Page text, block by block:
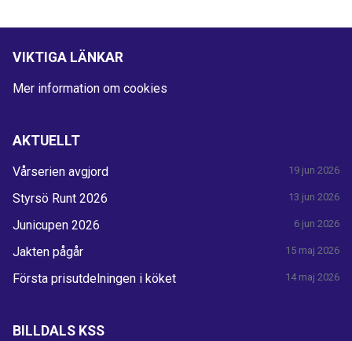
VIKTIGA LÄNKAR
Mer information om cookies
AKTUELLT
Vårserien avgjord 19 jun 2026
Styrsö Runt 2026 13 jun 2026
Junicupen 2026 6 jun 2026
Jakten pågår 15 maj 2026
Första prisutdelningen i köket 14 maj 2026
BILLDALS KSS